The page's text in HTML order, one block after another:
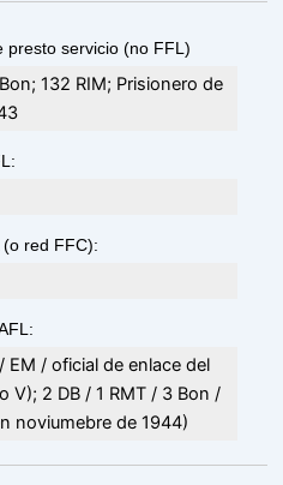
presto servicio (no FFL)
132 RIM; Prisionero de
red FFC):
EM / oficial de enlace del
V); 2 DB / 1 RMT / 3 Bon /
noviumebre de 1944)